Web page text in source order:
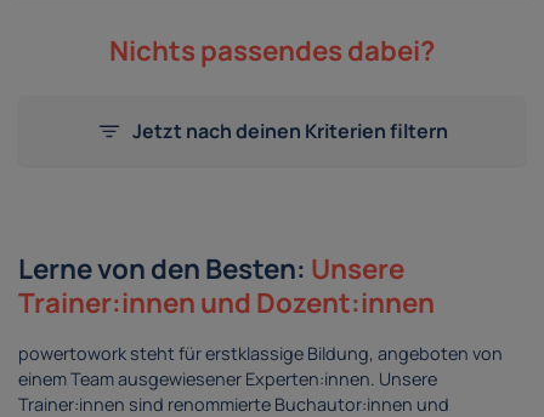
Nichts passendes dabei?
Jetzt nach deinen Kriterien filtern
Lerne von den Besten: Unsere
Trainer:innen und Dozent:innen
powertowork steht für erstklassige Bildung, angeboten von
einem Team ausgewiesener Experten:innen. Unsere
Trainer:innen sind renommierte Buchautor:innen und